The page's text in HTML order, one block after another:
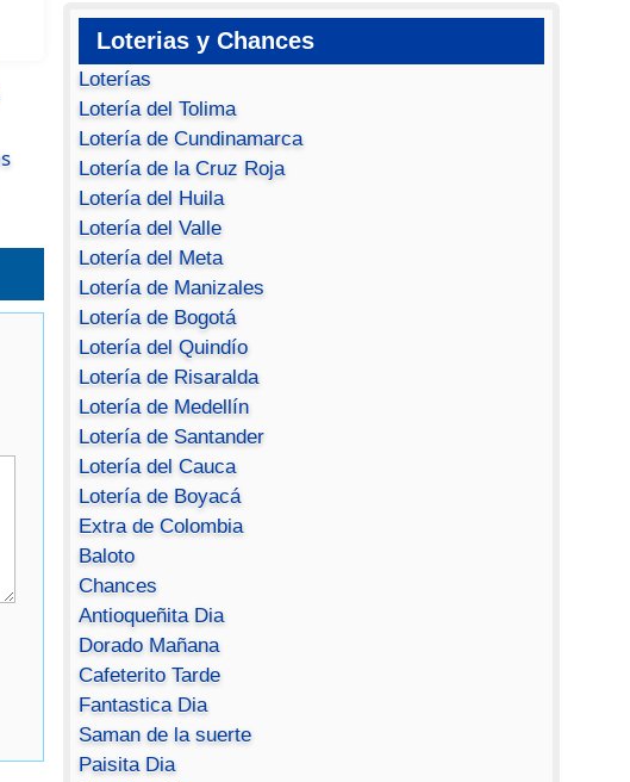
Loterias y Chances
Loterías
Lotería del Tolima
Lotería de Cundinamarca
Lotería de la Cruz Roja
Lotería del Huila
Lotería del Valle
Lotería del Meta
Lotería de Manizales
Lotería de Bogotá
Lotería del Quindío
Lotería de Risaralda
Lotería de Medellín
Lotería de Santander
Lotería del Cauca
Lotería de Boyacá
Extra de Colombia
Baloto
Chances
Antioqueñita Dia
Dorado Mañana
Cafeterito Tarde
Fantastica Dia
Saman de la suerte
Paisita Dia